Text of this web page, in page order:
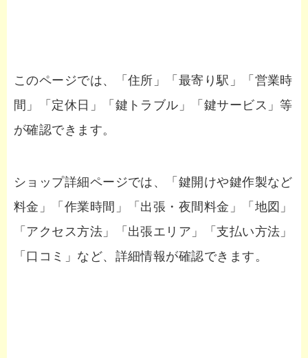
このページでは、「住所」「最寄り駅」「営業時
間」「定休日」「鍵トラブル」「鍵サービス」等
が確認できます。
ショップ詳細ページでは、「鍵開けや鍵作製など
料金」「作業時間」「出張・夜間料金」「地図」
「アクセス方法」「出張エリア」「支払い方法」
「口コミ」など、詳細情報が確認できます。